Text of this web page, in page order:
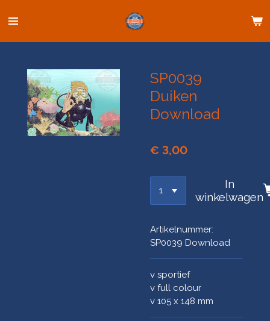
direct
SP0039
Duiken
Download
€ 3,00
In
winkelwagen
Artikelnummer:
SP0039 Download
v sportief
v full colour
v 105 x 148 mm